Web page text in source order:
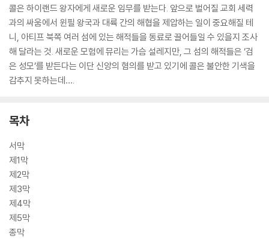
콜은 하이랜드 왕자에게 새로운 임무를 받는다. 앞으로 벌어질 교회 세력
과의 싸움에서 윈필 왕국과 대륙 간의 해협을 제압하는 일이 중요해질 테
니, 아티프 북쪽 여러 섬에 있는 해적들을 동료로 끌어들일 수 있을지 조사
해 달라는 것. 새로운 모험에 뮤리는 가슴 설레지만, 그 섬의 해적들은 ‘검
은 성모’를 받든다는 이단 신앙의 혐의를 받고 있기에 콜은 불안한 기색을
감추지 못하는데….
목차
서막
제1막
제2막
제3막
제4막
제5막
종막